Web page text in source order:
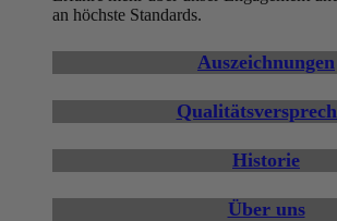
an höchste Standards.
Auszeichnungen
Historie
Über uns